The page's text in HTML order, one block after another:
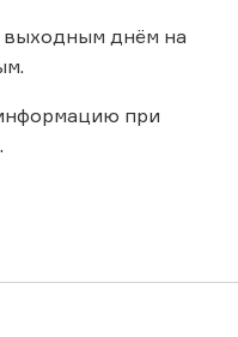
выходным днём на
при